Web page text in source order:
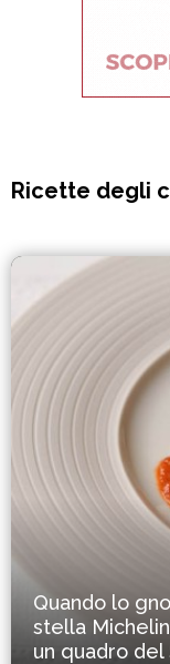
Ricette degli
Quando lo
stella
un quadro del